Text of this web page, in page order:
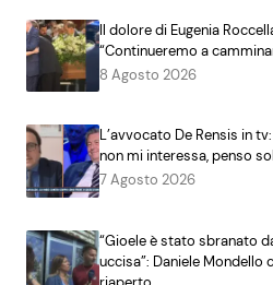
Il dolore di Eugenia
“Continueremo a
8 Agosto 2026
L’avvocato De Rensis in
non mi interessa, penso
7 Agosto 2026
“Gioele è stato sbranato
uccisa”: Daniele Mondello